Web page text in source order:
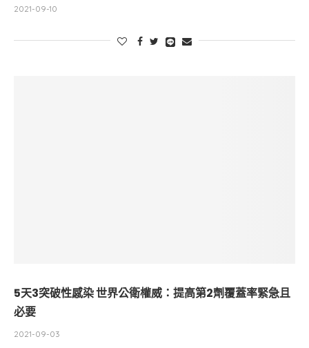
2021-09-10
5天3突破性感染 世界公衛權威：提高第2劑覆蓋率緊急且
必要
2021-09-03